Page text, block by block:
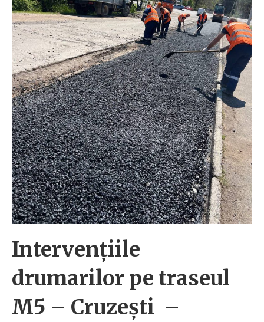
Intervențiile
drumarilor pe traseul
M5 – Cruzești –